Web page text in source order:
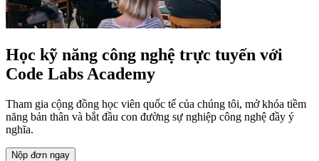
Học kỹ năng công nghệ trực tuyến với
Code Labs Academy
Tham gia cộng đồng học viên quốc tế của chúng tôi, mở khóa tiềm
năng bản thân và bắt đầu con đường sự nghiệp công nghệ đầy ý
nghĩa.
Nộp đơn ngay